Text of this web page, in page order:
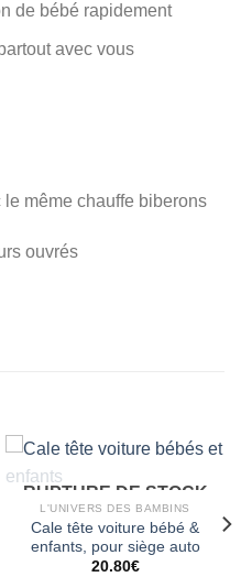
de bébé rapidement
avec vous
même chauffe biberons
ouvrés
RUPTURE DE STOCK
L'UNIVERS DES BAMBINS
Cale tête voiture bébé &
enfants, pour siège auto
20.80€